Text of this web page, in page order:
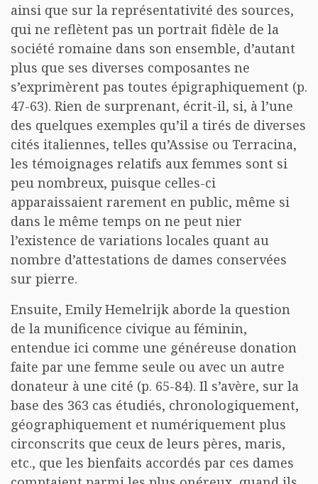
ainsi que sur la représentativité des sources,
qui ne reflètent pas un portrait fidèle de la
société romaine dans son ensemble, d’autant
plus que ses diverses composantes ne
s’exprimèrent pas toutes épigraphiquement (p.
47-63). Rien de surprenant, écrit-il, si, à l’une
des quelques exemples qu’il a tirés de diverses
cités italiennes, telles qu’Assise ou Terracina,
les témoignages relatifs aux femmes sont si
peu nombreux, puisque celles-ci
apparaissaient rarement en public, même si
dans le même temps on ne peut nier
l’existence de variations locales quant au
nombre d’attestations de dames conservées
sur pierre.
Ensuite, Emily Hemelrijk aborde la question
de la munificence civique au féminin,
entendue ici comme une généreuse donation
faite par une femme seule ou avec un autre
donateur à une cité (p. 65-84). Il s’avère, sur la
base des 363 cas étudiés, chronologiquement,
géographiquement et numériquement plus
circonscrits que ceux de leurs pères, maris,
etc., que les bienfaits accordés par ces dames